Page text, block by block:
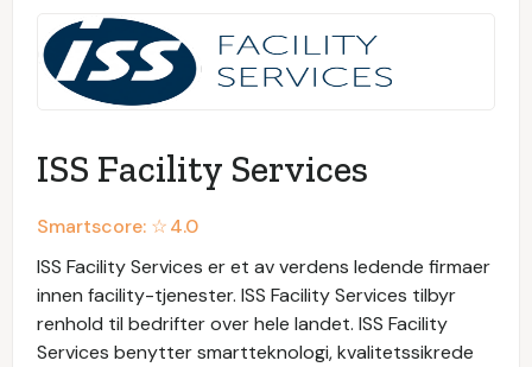
ISS Facility Services
Smartscore: ☆4.0
ISS Facility Services er et av verdens ledende firmaer
innen facility-tjenester. ISS Facility Services tilbyr
renhold til bedrifter over hele landet. ISS Facility
Services benytter smartteknologi, kvalitetssikrede